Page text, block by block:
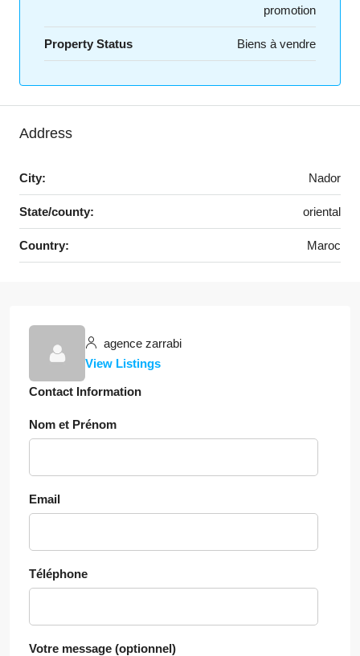
promotion
Property Status Biens à vendre
Address
City: Nador
State/county: oriental
Country: Maroc
agence zarrabi
View Listings
Contact Information
Nom et Prénom
Email
Téléphone
Votre message (optionnel)